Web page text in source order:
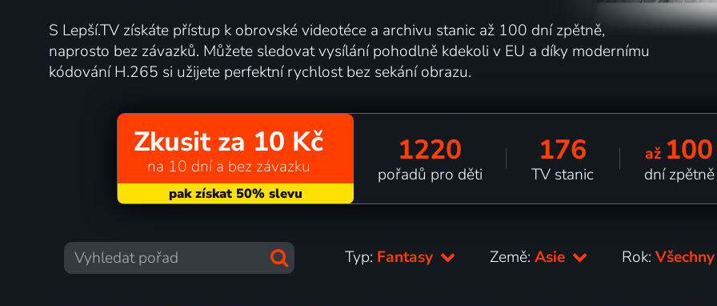
S Lepší.TV získáte přístup k obrovské videotéce a archivu stanic až 100 dní zpětně,
naprosto bez závazků. Můžete sledovat vysílání pohodlně kdekoli v EU a díky modernímu
kódování H.265 si užijete perfektní rychlost bez sekání obrazu.
Zkusit za 10 Kč
na 10 dní a bez závazku 1220
pořadů pro děti
176
TV stanic
až 100
dní zpětně
Typ: Fantasy Země:Asie Rok: